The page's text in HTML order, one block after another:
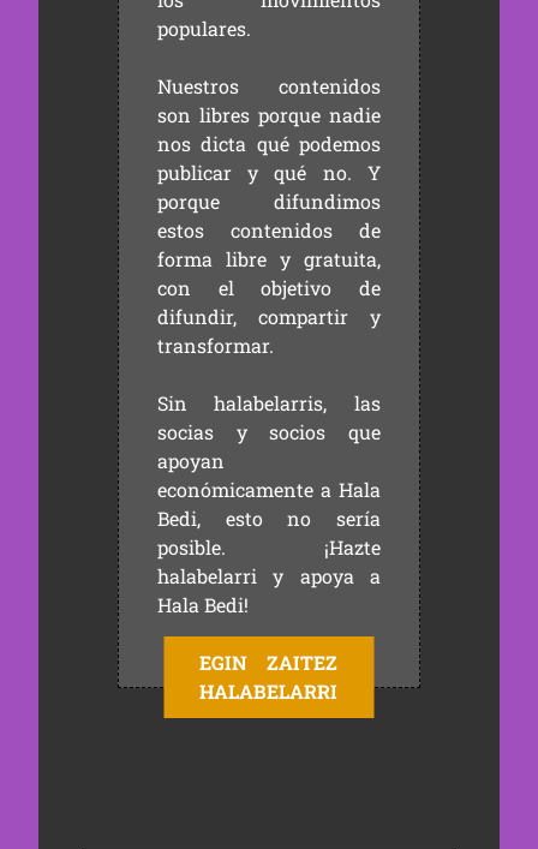
populares.
Nuestros contenidos
son libres porque nadie
nos dicta qué podemos
publicar y qué no. Y
porque difundimos
estos contenidos de
forma libre y gratuita,
con el objetivo de
difundir, compartir y
transformar.
Sin halabelarris, las
socias y socios que
apoyan
económicamente a Hala
Bedi, esto no sería
posible. ¡Hazte
halabelarri y apoya a
Hala Bedi!
EGIN ZAITEZ
HALABELARRI